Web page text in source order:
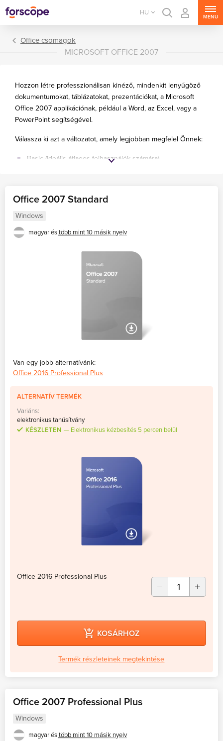
HU
MENU
Office csomagok
Office alkalmazások
Office csomagok
MICROSOFT OFFICE 2007
Hozzon létre professzionálisan kinéző, mindenkit lenyűgöző
dokumentumokat, táblázatokat, prezentációkat, a Microsoft
Office 2007 applikációnak, például a Word, az Excel, vagy a
PowerPoint segítségével.
Válassza ki azt a változatot, amely legjobban megfelel Önnek:
Basic (ideális átlagos felhasználók számára)
Small Business (ideális kisebb cégek számára)
Professional (haladó felhasználók és kisebb cégek
számára ideális)
Office 2007 Standard
Windows
magyar éstöbb mint 10 másik nyelv
Van egy jobb alternatívánk:
Office 2016 Professional Plus
ALTERNATÍV TERMÉK
Variáns:
elektronikus tanúsítvány
KÉSZLETEN
Elektronikus kézbesítés 5 percen belül
Office 2016 Professional Plus
KOSÁRHOZ
Termék részleteinek megtekintése
Office 2007 Professional Plus
Windows
magyar éstöbb mint 10 másik nyelv